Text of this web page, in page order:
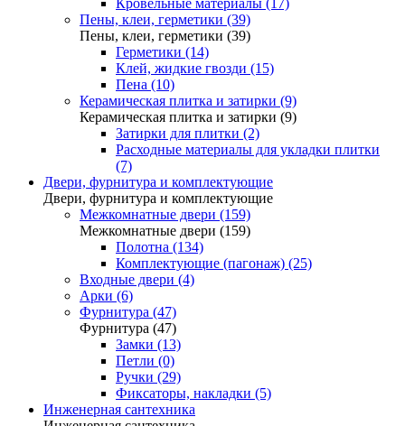
Пены, клеи, герметики (39)
Пены, клеи, герметики (39)
Герметики (14)
Клей, жидкие гвозди (15)
Пена (10)
Керамическая плитка и затирки (9)
Керамическая плитка и затирки (9)
Затирки для плитки (2)
Расходные материалы для укладки плитки
(7)
Двери, фурнитура и комплектующие
Двери, фурнитура и комплектующие
Межкомнатные двери (159)
Межкомнатные двери (159)
Полотна (134)
Комплектующие (пагонаж) (25)
Входные двери (4)
Арки (6)
Фурнитура (47)
Фурнитура (47)
Замки (13)
Петли (0)
Ручки (29)
Фиксаторы, накладки (5)
Инженерная сантехника